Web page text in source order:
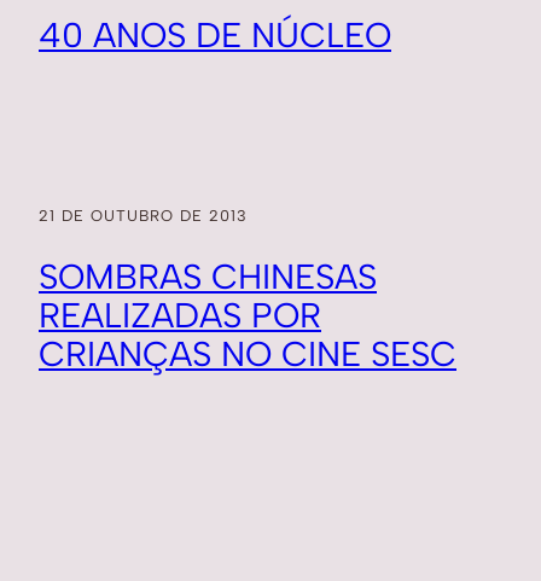
40 ANOS DE NÚCLEO
21 DE OUTUBRO DE 2013
SOMBRAS CHINESAS
REALIZADAS POR
CRIANÇAS NO CINE SESC